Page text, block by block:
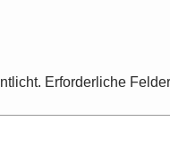
Erforderliche